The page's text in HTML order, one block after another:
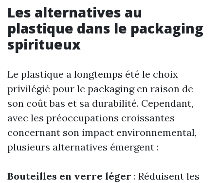
Les alternatives au
plastique dans le packaging
spiritueux
Le plastique a longtemps été le choix
privilégié pour le packaging en raison de
son coût bas et sa durabilité. Cependant,
avec les préoccupations croissantes
concernant son impact environnemental,
plusieurs alternatives émergent :
Bouteilles en verre léger : Réduisent les